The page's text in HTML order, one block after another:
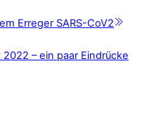
Erreger SARS-CoV2
– ein paar Eindrücke